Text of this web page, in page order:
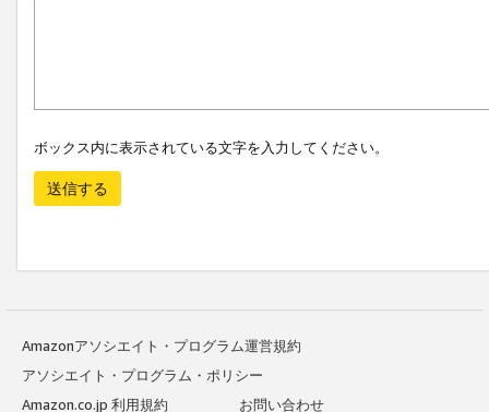
ボックス内に表示されている文字を入力してください。
送信する
Amazonアソシエイト・プログラム運営規約
アソシエイト・プログラム・ポリシー
Amazon.co.jp 利用規約
お問い合わせ